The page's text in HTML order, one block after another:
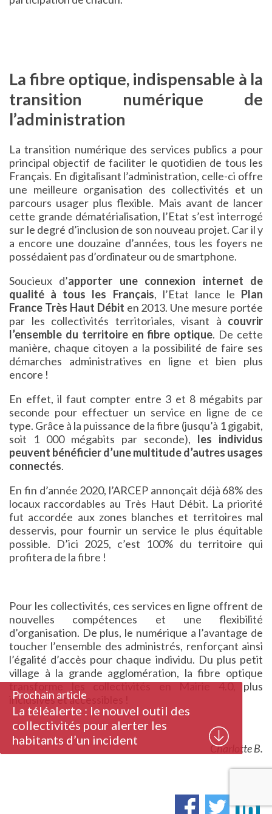
Prochain article
La téléalerte : le nouvel outil des
collectivités pour alerter les
habitants d’un incident
La fibre optique, indispensable à la
transition numérique de
l’administration
La transition numérique des services publics a pour
principal objectif de faciliter le quotidien de tous les
Français. En digitalisant l’administration, celle-ci offre
une meilleure organisation des collectivités et un
parcours usager plus flexible. Mais avant de lancer
cette grande dématérialisation, l’Etat s’est interrogé
sur le degré d’inclusion de son nouveau projet. Car il y
a encore une douzaine d’années, tous les foyers ne
possédaient pas d’ordinateur ou de smartphone.
Soucieux d’apporter une connexion internet de
qualité à tous les Français, l’Etat lance le Plan
France Très Haut Débit en 2013. Une mesure portée
par les collectivités territoriales, visant à couvrir
l’ensemble du territoire en fibre optique. De cette
manière, chaque citoyen a la possibilité de faire ses
démarches administratives en ligne et bien plus
encore !
En effet, il faut compter entre 3 et 8 mégabits par
seconde pour effectuer un service en ligne de ce
type. Grâce à la puissance de la fibre (jusqu’à 1 gigabit,
soit 1 000 mégabits par seconde), les individus
peuvent bénéficier d’une multitude d’autres usages
connectés.
En fin d’année 2020, l’ARCEP annonçait déjà 68% des
locaux raccordables au Très Haut Débit. La priorité
fut accordée aux zones blanches et territoires mal
desservis, pour fournir un service le plus équitable
possible. D’ici 2025, c’est 100% du territoire qui
profitera de la fibre !
Pour les collectivités, ces services en ligne offrent de
nouvelles compétences et une flexibilité
d’organisation. De plus, le numérique a l’avantage de
toucher l’ensemble des administrés, renforçant ainsi
l’égalité d’accès pour chaque individu. Du plus petit
village à la grande agglomération, la fibre optique
transforme les collectivités en Mairie 4.0, plus
inclusives et accessibles !
Charlotte B.